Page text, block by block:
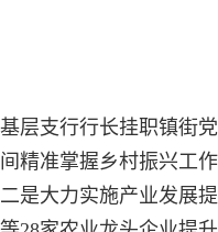
层支行行长挂职镇街
精准掌握乡村振兴工
是大力实施产业发展